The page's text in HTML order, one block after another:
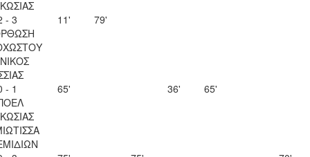
- 3
11' 79'
- 1
65' 36' 65'